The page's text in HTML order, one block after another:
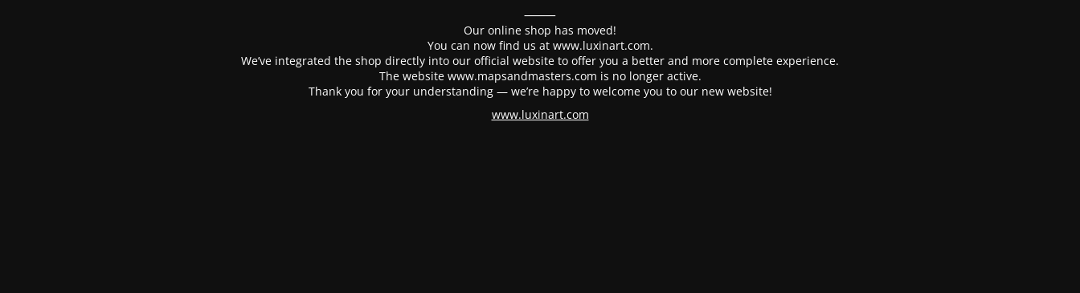
⸻
Our online shop has moved!
You can now find us at www.luxinart.com.
We’ve integrated the shop directly into our official website to offer you a better and more complete experience.
The website www.mapsandmasters.com is no longer active.
Thank you for your understanding — we’re happy to welcome you to our new website!
www.luxinart.com